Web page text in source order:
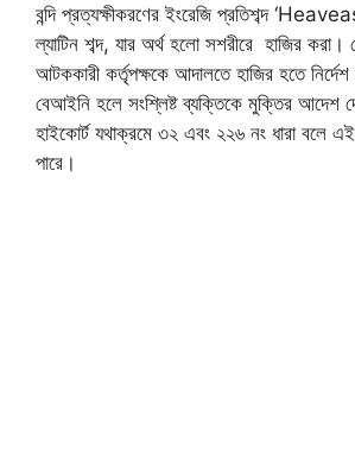
বন্দি প্রত্যক্ষীকরণের ইংরেজি প্রতিশব্দ
ল্যাটিন শব্দ, যার অর্থ হলো সশরীরে হাজির
আটককারী কর্তৃপক্ষকে আদালতে হাজির হতে
বেআইনি হলে সংশ্লিষ্ট ব্যক্তিকে মুক্তির আদেশ
হাইকোর্ট যথাক্রমে ৩২ এবং ২২৬ নং ধারা বলে
পারে।